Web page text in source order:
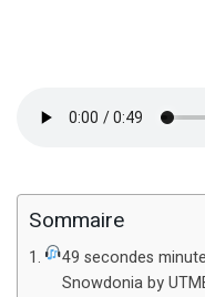
Sommaire
49 secondes
Snowdonia by